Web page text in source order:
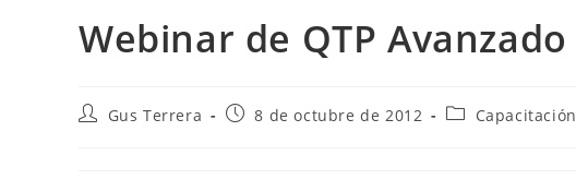
Webinar de QTP Avanzado
Gus Terrera 8 de octubre de 2012 Capacitación